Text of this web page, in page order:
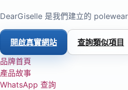
DearGiselle 是我們建立的
開啟真實網站
查詢類似項目
品牌首頁
產品故事
WhatsApp 查詢